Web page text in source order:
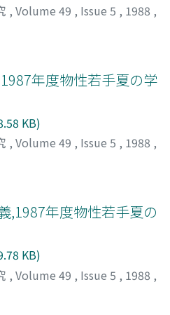
, Volume 49 , Issue 5 , 1988 ,
年度物性若手夏の学
KB)
, Volume 49 , Issue 5 , 1988 ,
,1987年度物性若手夏の
KB)
, Volume 49 , Issue 5 , 1988 ,